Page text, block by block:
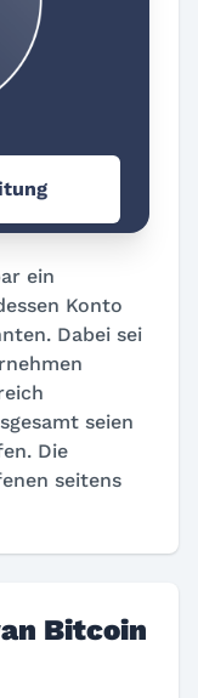
ein
Konto
Dabei sei
seien
Die
seitens
Bitcoin